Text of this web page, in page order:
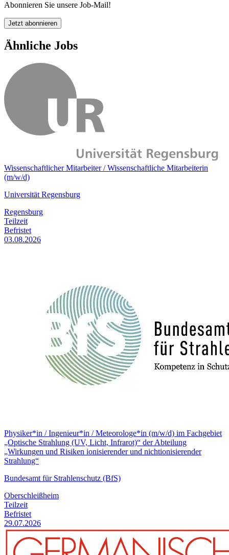
Abonnieren Sie unsere Job-Mail!
Jetzt abonnieren
Ähnliche Jobs
Wissenschaftlicher Mitarbeiter / Wissenschaftliche Mitarbeiterin
(m/w/d)
Universität Regensburg
Regensburg
Teilzeit
Befristet
03.08.2026
Physiker*in / Ingenieur*in / Meteorologe*in (m/w/d) im Fachgebiet
„Optische Strahlung (UV, Licht, Infrarot)“ der Abteilung
„Wirkungen und Risiken ionisierender und nichtionisierender
Strahlung“
Bundesamt für Strahlenschutz (BfS)
Oberschleißheim
Teilzeit
Befristet
29.07.2026